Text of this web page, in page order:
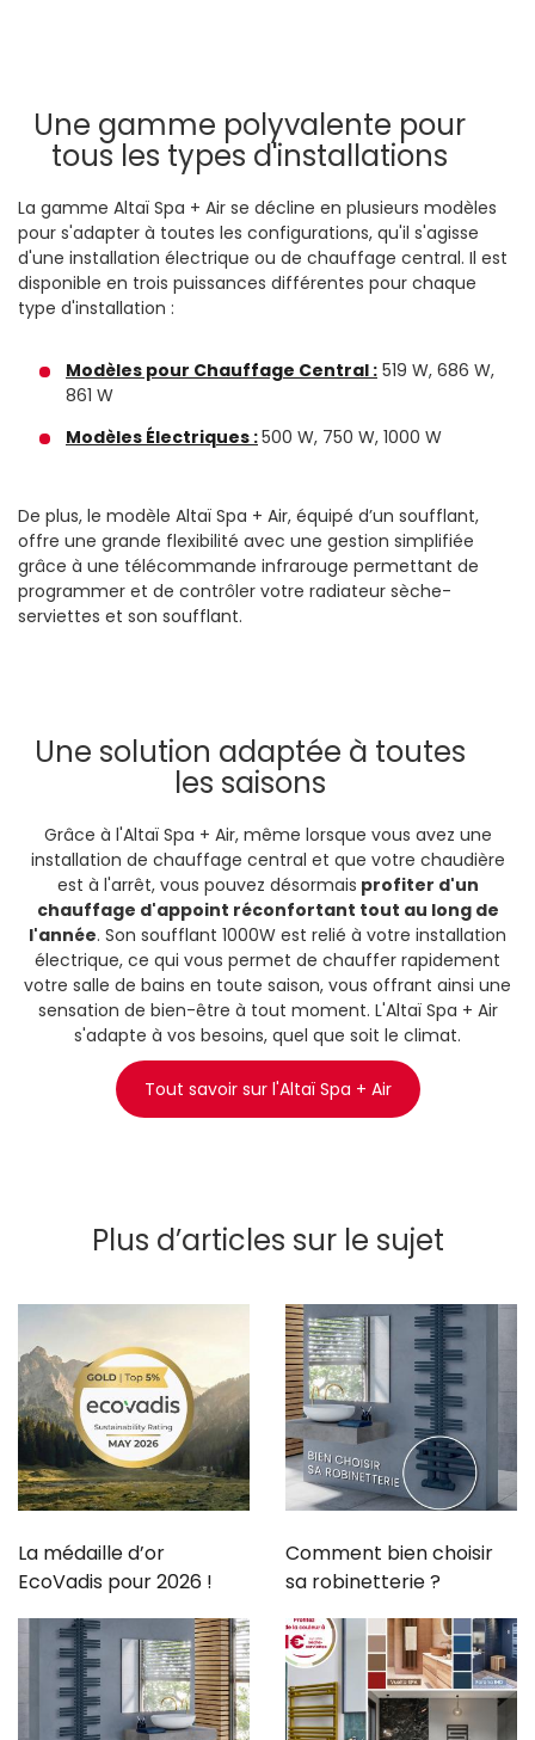
Une gamme polyvalente pour
tous les types d'installations
La gamme Altaï Spa + Air se décline en plusieurs modèles
pour s'adapter à toutes les configurations, qu'il s'agisse
d'une installation électrique ou de chauffage central. Il est
disponible en trois puissances différentes pour chaque
type d'installation :
Modèles pour Chauffage Central : 519 W, 686 W,
861 W
Modèles Électriques :500 W, 750 W, 1000 W
De plus, le modèle Altaï Spa + Air, équipé d’un soufflant,
offre une grande flexibilité avec une gestion simplifiée
grâce à une télécommande infrarouge permettant de
programmer et de contrôler votre radiateur sèche-
serviettes et son soufflant.
Une solution adaptée à toutes
les saisons
Grâce à l'Altaï Spa + Air, même lorsque vous avez une
installation de chauffage central et que votre chaudière
est à l'arrêt, vous pouvez désormais profiter d'un
chauffage d'appoint réconfortant tout au long de
l'année. Son soufflant 1000W est relié à votre installation
électrique, ce qui vous permet de chauffer rapidement
votre salle de bains en toute saison, vous offrant ainsi une
sensation de bien-être à tout moment. L'Altaï Spa + Air
s'adapte à vos besoins, quel que soit le climat.
Tout savoir sur l'Altaï Spa + Air
Plus d’articles sur le sujet
La médaille d’or
EcoVadis pour 2026 !
Comment bien choisir
sa robinetterie ?